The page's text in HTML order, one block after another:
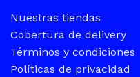
Nuestras tiendas
Cobertura de delivery
Términos y condiciones
Políticas de privacidad